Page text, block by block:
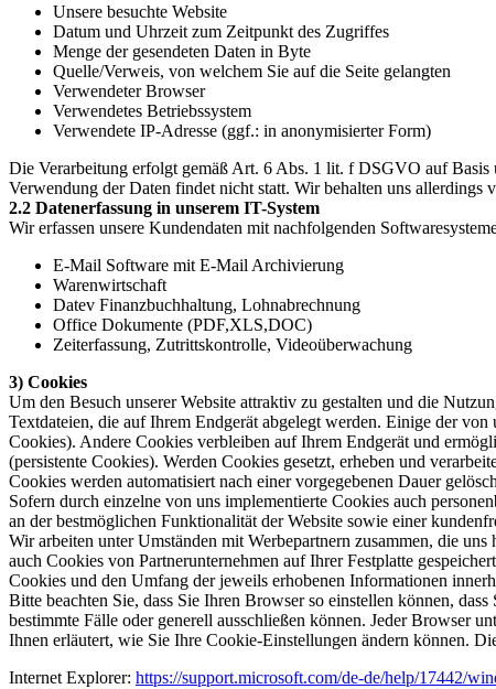
Unsere besuchte Website
Datum und Uhrzeit zum Zeitpunkt des Zugriffes
Menge der gesendeten Daten in Byte
Quelle/Verweis, von welchem Sie auf die Seite gelangten
Verwendeter Browser
Verwendetes Betriebssystem
Verwendete IP-Adresse (ggf.: in anonymisierter Form)
Die Verarbeitung erfolgt gemäß Art. 6 Abs. 1 lit. f DSGVO auf Basis
Verwendung der Daten findet nicht statt. Wir behalten uns
2.2 Datenerfassung in unserem IT-System
Wir erfassen unsere Kundendaten mit nachfolgenden
E-Mail Software mit E-Mail Archivierung
Warenwirtschaft
Datev Finanzbuchhaltung, Lohnabrechnung
Office Dokumente (PDF,XLS,DOC)
Zeiterfassung, Zutrittskontrolle, Videoüberwachung
3) Cookies
Um den Besuch unserer Website attraktiv zu gestalten und die
Textdateien, die auf Ihrem Endgerät abgelegt werden. Einige der
Cookies). Andere Cookies verbleiben auf Ihrem Endgerät und
(persistente Cookies). Werden Cookies gesetzt, erheben und
Cookies werden automatisiert nach einer vorgegebenen Dauer
Sofern durch einzelne von uns implementierte Cookies auch
an der bestmöglichen Funktionalität der Website sowie einer
Wir arbeiten unter Umständen mit Werbepartnern zusammen, die
auch Cookies von Partnerunternehmen auf Ihrer Festplatte
Cookies und den Umfang der jeweils erhobenen Informationen
Bitte beachten Sie, dass Sie Ihren Browser so einstellen können,
bestimmte Fälle oder generell ausschließen können. Jeder Browser
Ihnen erläutert, wie Sie Ihre Cookie-Einstellungen ändern können.
Internet Explorer: https://support.microsoft.com/de-de/help/17442/